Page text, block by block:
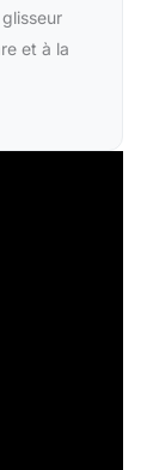
et à la